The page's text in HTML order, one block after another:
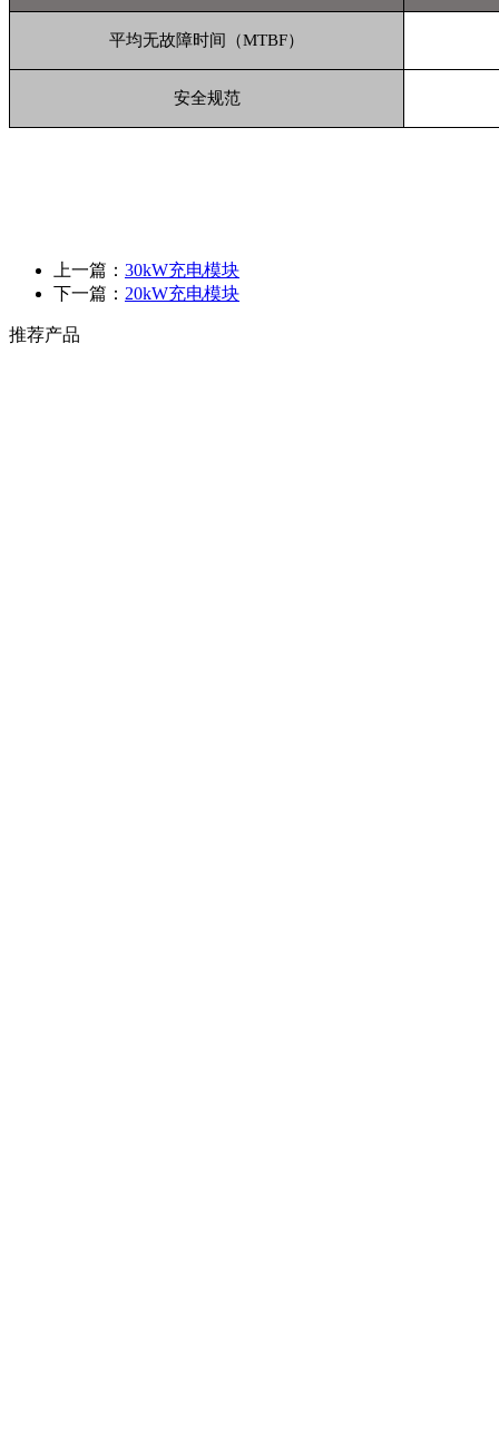
平均无故障时间（MTBF）
安全规范
上一篇： 30kW充电模块
下一篇： 20kW充电模块
推荐产品